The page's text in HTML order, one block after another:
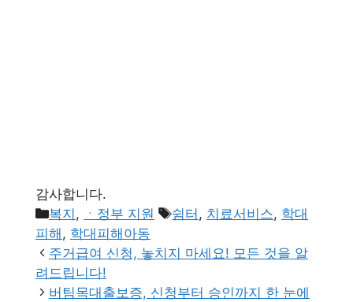
감사합니다.
카
테
고
리
복지, ㆍ정부 지원
태
쉼터, 치료서비스, 학대
피해, 학대피해아동
주거급여 신청, 놓치지 마세요! 모든 것을 알
려드립니다!
버팀목대출보증, 신청부터 승인까지 한 눈에